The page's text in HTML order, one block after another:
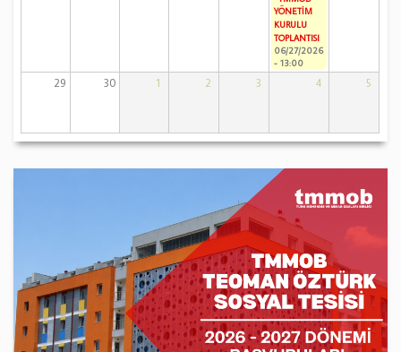
YÖNETİM
KURULU
TOPLANTISI
06/27/2026
- 13:00
29 30 1 2 3 4 5